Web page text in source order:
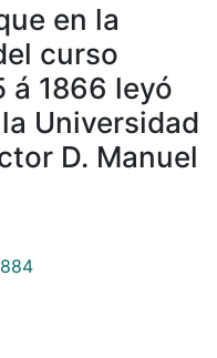
en la
curso
á 1866 leyó
Universidad
D. Manuel